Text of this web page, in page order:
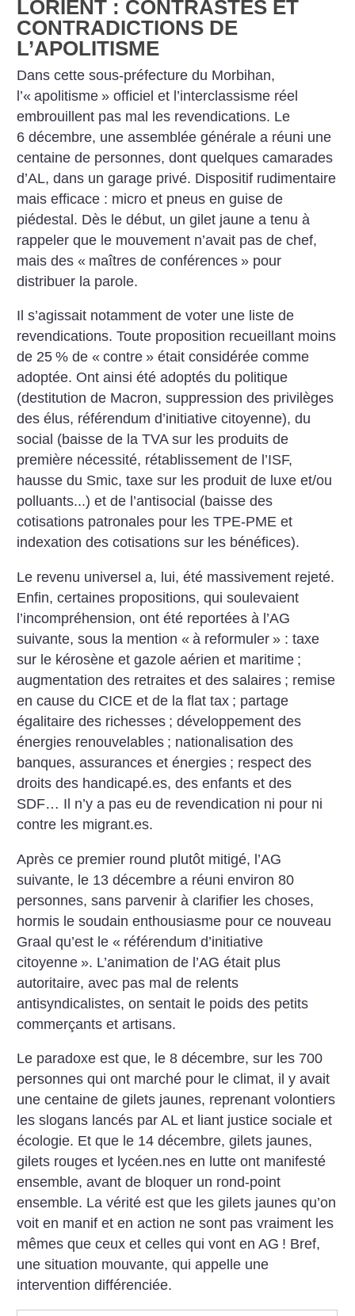
LORIENT : CONTRASTES ET
CONTRADICTIONS DE
L’APOLITISME
Dans cette sous-préfecture du Morbihan,
l’« apolitisme » officiel et l’interclassisme réel
embrouillent pas mal les revendications. Le
6 décembre, une assemblée générale a réuni une
centaine de personnes, dont quelques camarades
d’AL, dans un garage privé. Dispositif rudimentaire
mais efficace : micro et pneus en guise de
piédestal. Dès le début, un gilet jaune a tenu à
rappeler que le mouvement n’avait pas de chef,
mais des « maîtres de conférences » pour
distribuer la parole.
Il s’agissait notamment de voter une liste de
revendications. Toute proposition recueillant moins
de 25 % de « contre » était considérée comme
adoptée. Ont ainsi été adoptés du politique
(destitution de Macron, suppression des privilèges
des élus, référendum d’initiative citoyenne), du
social (baisse de la TVA sur les produits de
première nécessité, rétablissement de l’ISF,
hausse du Smic, taxe sur les produit de luxe et/ou
polluants...) et de l’antisocial (baisse des
cotisations patronales pour les TPE-PME et
indexation des cotisations sur les bénéfices).
Le revenu universel a, lui, été massivement rejeté.
Enfin, certaines propositions, qui soulevaient
l’incompréhension, ont été reportées à l’AG
suivante, sous la mention « à reformuler » : taxe
sur le kérosène et gazole aérien et maritime ;
augmentation des retraites et des salaires ; remise
en cause du CICE et de la flat tax ; partage
égalitaire des richesses ; développement des
énergies renouvelables ; nationalisation des
banques, assurances et énergies ; respect des
droits des handicapé.es, des enfants et des
SDF… Il n’y a pas eu de revendication ni pour ni
contre les migrant.es.
Après ce premier round plutôt mitigé, l’AG
suivante, le 13 décembre a réuni environ 80
personnes, sans parvenir à clarifier les choses,
hormis le soudain enthousiasme pour ce nouveau
Graal qu’est le « référendum ­d’initiative
citoyenne ». L’animation de l’AG était plus
autoritaire, avec pas mal de relents
antisyndicalistes, on sentait le poids des petits
commerçants et artisans.
Le paradoxe est que, le 8 décembre, sur les 700
personnes qui ont marché pour le climat, il y avait
une centaine de gilets jaunes, reprenant volontiers
les slogans lancés par AL et liant justice sociale et
écologie. Et que le 14 décembre, gilets jaunes,
gilets rouges et lycéen.nes en lutte ont manifesté
ensemble, avant de bloquer un rond-point
ensemble. La vérité est que les gilets jaunes qu’on
voit en manif et en action ne sont pas vraiment les
mêmes que ceux et celles qui vont en AG ! Bref,
une situation mouvante, qui appelle une
intervention différenciée.